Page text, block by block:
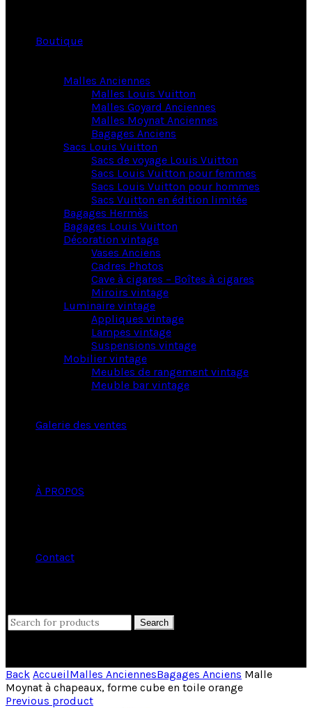
Boutique
Malles Anciennes
Malles Louis Vuitton
Malles Goyard Anciennes
Malles Moynat Anciennes
Bagages Anciens
Sacs Louis Vuitton
Sacs de voyage Louis Vuitton
Sacs Louis Vuitton pour femmes
Sacs Louis Vuitton pour hommes
Sacs Vuitton en édition limitée
Bagages Hermès
Bagages Louis Vuitton
Décoration vintage
Vases Anciens
Cadres Photos
Cave à cigares – Boîtes à cigares
Miroirs vintage
Luminaire vintage
Appliques vintage
Lampes vintage
Suspensions vintage
Mobilier vintage
Meubles de rangement vintage
Meuble bar vintage
Galerie des ventes
À PROPOS
Contact
Search
for:
Search
Back AccueilMalles AnciennesBagages Anciens Malle
Moynat à chapeaux, forme cube en toile orange
Previous product